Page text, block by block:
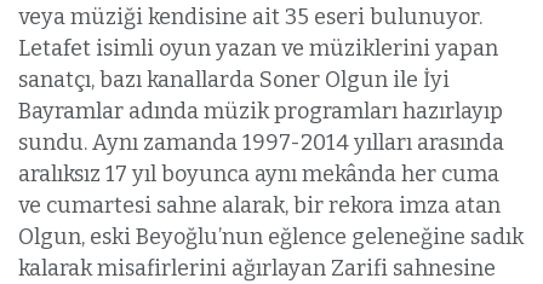
veya müziği kendisine ait 35 eseri bulunuyor.
Letafet isimli oyun yazan ve müziklerini yapan
sanatçı, bazı kanallarda Soner Olgun ile İyi
Bayramlar adında müzik programları hazırlayıp
sundu. Aynı zamanda 1997-2014 yılları arasında
aralıksız 17 yıl boyunca aynı mekânda her cuma
ve cumartesi sahne alarak, bir rekora imza atan
Olgun, eski Beyoğlu’nun eğlence geleneğine sadık
kalarak misafirlerini ağırlayan Zarifi sahnesine